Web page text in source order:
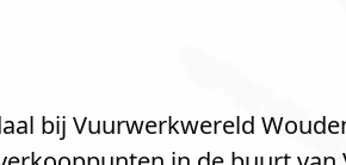
bij Vuurwerkwereld